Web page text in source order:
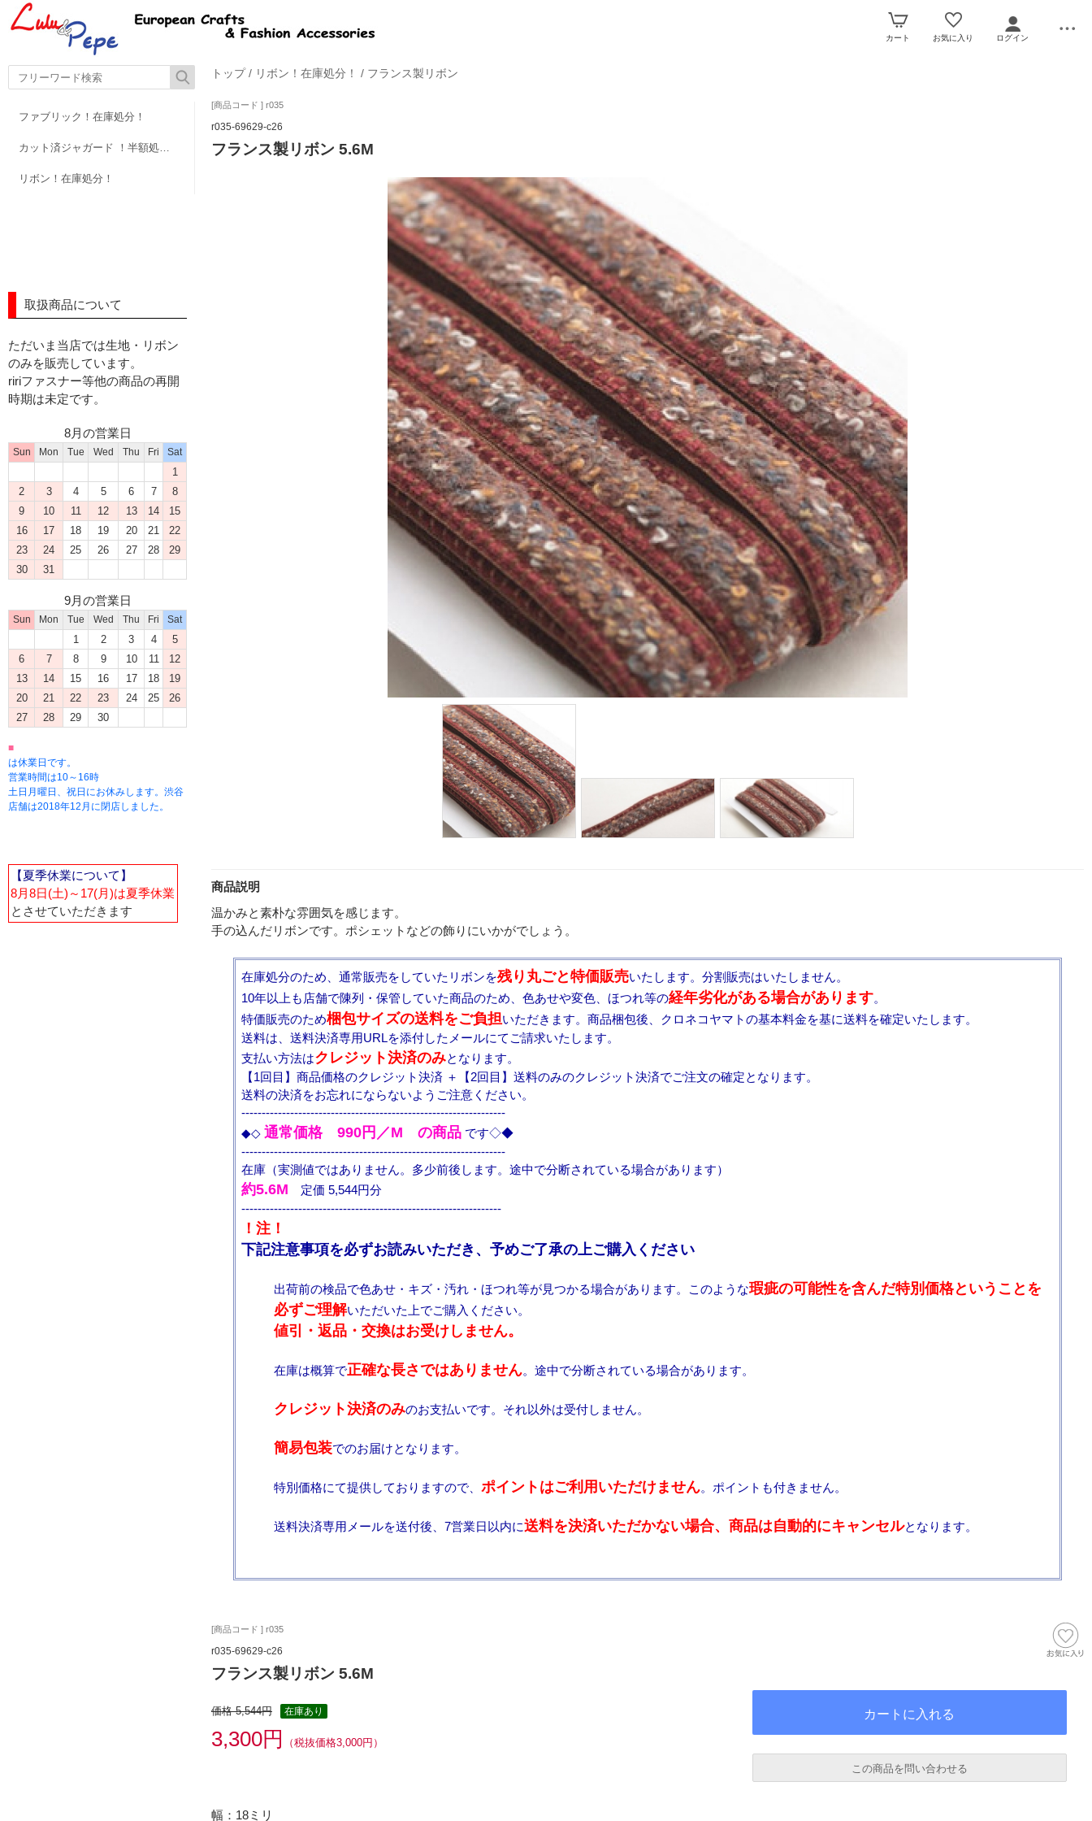
カート お気に入り ログイン
ファブリック！在庫処分！
カット済ジャガード ！半額処分！
リボン！在庫処分！
取扱商品について
ただいま当店では生地・リボン
のみを販売しています。
ririファスナー等他の商品の再開
時期は未定です。
8月の営業日
Sun Mon Tue Wed Thu Fri Sat
1
2
3 4 5 6 7
8
9
10 11 12 13 14
15
16
17 18 19 20 21
22
23
24 25 26 27 28
29
30
31
9月の営業日
Sun Mon Tue Wed Thu Fri Sat
1 2 3 4
5
6
7 8 9 10 11
12
13
14 15 16 17 18
19
20
21 22 23 24 25
26
27
28 29 30
■
は休業日です。
営業時間は10～16時
土日月曜日、祝日にお休みします。渋谷
店舗は2018年12月に閉店しました。
【夏季休業について】
8月8日(土)～17(月)は夏季休業
とさせていただきます
トップ/ リボン！在庫処分！ / フランス製リボン
[商品コード ] r035
r035-69629-c26
フランス製リボン 5.6M
商品説明
温かみと素朴な雰囲気を感じます。
手の込んだリボンです。ポシェットなどの飾りにいかがでしょう。
在庫処分のため、通常販売をしていたリボンを残り丸ごと特価販売いたします。分割販売はいたしません。
10年以上も店舗で陳列・保管していた商品のため、色あせや変色、ほつれ等の経年劣化がある場合があります。
特価販売のため梱包サイズの送料をご負担いただきます。商品梱包後、クロネコヤマトの基本料金を基に送料を確定いたします。
送料は、送料決済専用URLを添付したメールにてご請求いたします。
支払い方法はクレジット決済のみとなります。
【1回目】商品価格のクレジット決済 ＋【2回目】送料のみのクレジット決済でご注文の確定となります。
送料の決済をお忘れにならないようご注意ください。
-----------------------------------------------------------------
◆◇ 通常価格 990円／M の商品です◇◆
-----------------------------------------------------------------
在庫（実測値ではありません。多少前後します。途中で分断されている場合があります）
約5.6M 定価 5,544円分
----------------------------------------------------------------
！注！
下記注意事項を必ずお読みいただき、予めご了承の上ご購入ください
出荷前の検品で色あせ・キズ・汚れ・ほつれ等が見つかる場合があります。このような瑕疵の可能性を含んだ特別価格ということを
必ずご理解いただいた上でご購入ください。
値引・返品・交換はお受けしません。
在庫は概算で正確な長さではありません。途中で分断されている場合があります。
クレジット決済のみのお支払いです。それ以外は受付しません。
簡易包装でのお届けとなります。
特別価格にて提供しておりますので、 ポイントはご利用いただけません。ポイントも付きません。
送料決済専用メールを送付後、7営業日以内に送料を決済いただかない場合、商品は自動的にキャンセルとなります。
[商品コード ] r035
r035-69629-c26
フランス製リボン 5.6M
価格 5,544円 在庫あり
3,300円 （税抜価格3,000円）
この商品を問い合わせる
幅：18ミリ